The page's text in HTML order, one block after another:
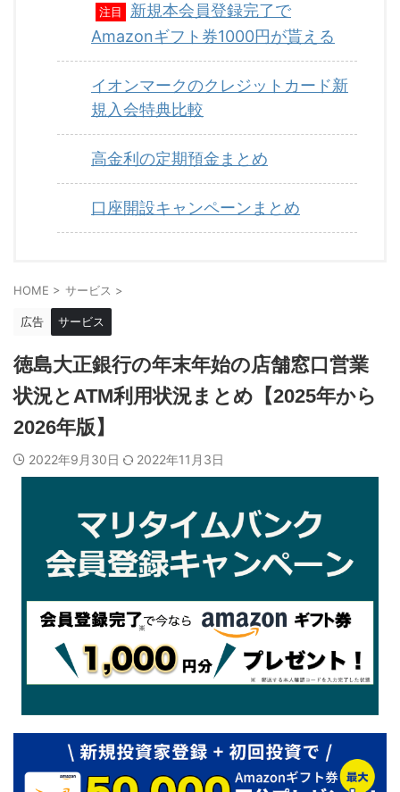
注目
新規本会員登録完了で
Amazonギフト券1000円が貰える
イオンマークのクレジットカード新
規入会特典比較
高金利の定期預金まとめ
口座開設キャンペーンまとめ
HOME > サービス >
広告 サービス
徳島大正銀行の年末年始の店舗窓口営業
状況とATM利用状況まとめ【2025年から
2026年版】
2022年9月30日 2022年11月3日